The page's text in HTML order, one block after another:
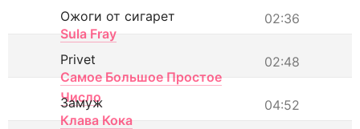
02:36
Ожоги от сигарет
Sula Fray
02:48
Privet
Самое Большое Простое
Число
04:52
Замуж
Клава Кока